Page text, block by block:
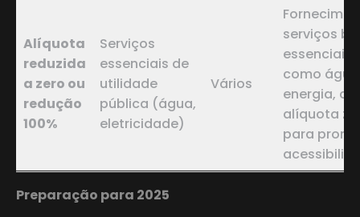
Alíquota
reduzida
a zero ou
redução
100%
Serviços
essenciais de
utilidade
pública (água,
eletricidade)
Vários
serviços
essenciais,
como
energia,
alíquota
para
Preparação para 2025